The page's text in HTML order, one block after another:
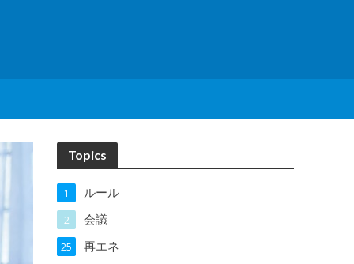
Topics
ルール
1
会議
2
再エネ
25